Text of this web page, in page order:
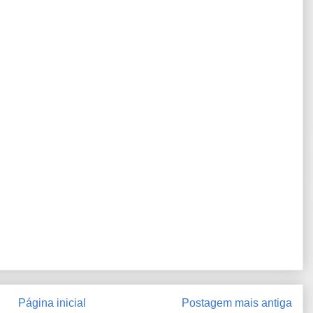
Postagem mais antiga
Página inicial